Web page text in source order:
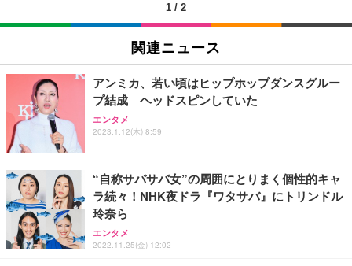
SIHOO B100 オフィスチェア／デスクチェア メッシ
ュチェア 人間工学 疲れない ブラック
￥27,999
ワーク チェア 強化バックレスト 30度ロッキング機
能 人間工学 椅子 腰サポート 90度跳ね上げ式アーム
務用 おしゃれ パソコンチェア (ブラック)
Sezlife オフィスチェア デスクチェア 疲れない テレ
ワーク チェア 強化バックレスト 30度ロッキング機
能 人間工学 椅子 腰サポート 90度跳ね上げ式アーム
レスト 3Dヘッドレスト ハンガー付き 高反発クッシ
EIZO ビジネス向けプレミアムモニター | FlexScan
￥109,572
【純正品】27"ゲーミングモニター DualSense 充電
フック付き（CFI-ZDM1J）
【整備済み品】Dell E2724HS 27インチ 液晶モニタ
ー フルHD（1920×1080）VA 非光沢 HDMI/DisplayP
ort/VGA スピーカー内蔵 高さ調整 スイベル VESA対
応 ComfortView ビジネス向け
Amazonベーシック ペットシーツ 厚型 ワイド 42枚
x2袋(84枚) ホワイト(吸収面:ライトブルー)
￥3,234
ネオ・ルーライフ ネオ・オムツ L 中型犬用 26枚入
り 単品
Smart Basic(スマートベーシック) 【Amazon.co.jp
限定】 Smart Basic アイリスオーヤマ ペットシーツ
超厚型 お徳用 ワイド 100枚入 (x 1) (ケース販売)
1 / 2
関連ニュース
アンミカ、若い頃はヒップホップダンスグルー
プ結成 ヘッドスピンしていた
エンタメ
2023.1.12(木) 8:59
“自称サバサバ女”の周囲にとりまく個性的キャ
ラ続々！NHK夜ドラ『ワタサバ』にトリンドル
玲奈ら
エンタメ
2022.11.25(金) 12:02